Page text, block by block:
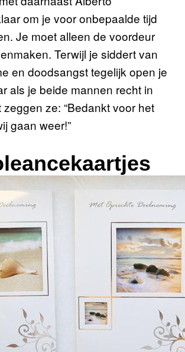
om je voor onbepaalde tijd
Je moet alleen de voordeur
Terwijl je siddert van
en doodsangst tegelijk open je
als je beide mannen recht in
ze: “Bedankt voor het
gaan weer!”